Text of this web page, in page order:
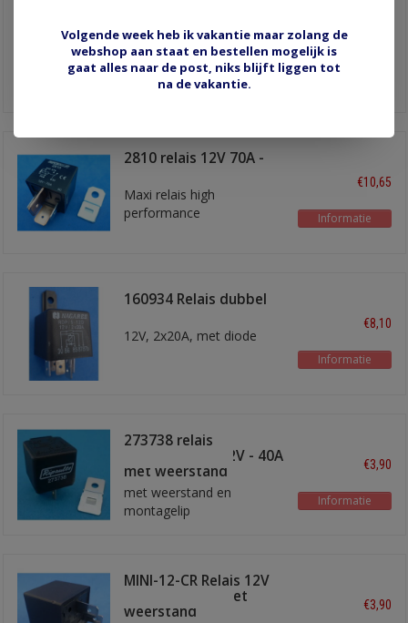
maakontakt 12V/40A
met bevestigingslip
Informatie
2810 relais 12V 70A -
Maxi relais high
performance
€10,65
Informatie
160934 Relais dubbel
12V, 2x20A, met diode
€8,10
Informatie
273738 relais
maakkontakt 12V - 40A
met weerstand
met weerstand en
montagelip
€3,90
Informatie
MINI-12-CR Relais 12V
wissel 30/40A met
weerstand
€3,90
Volgende week heb ik vakantie maar zolang de
webshop aan staat en bestellen mogelijk is
gaat alles naar de post, niks blijft liggen tot
na de vakantie.